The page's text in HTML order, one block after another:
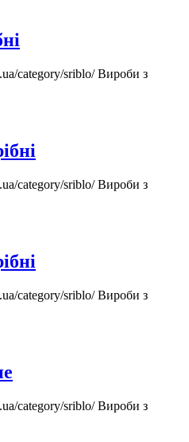
category/sriblo/Вироби з
category/sriblo/Вироби з
category/sriblo/Вироби з
category/sriblo/Вироби з